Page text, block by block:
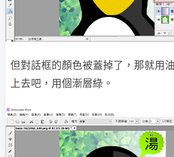
但對話框的顏色被蓋掉了，那就用
上去吧，用個漸層綠。